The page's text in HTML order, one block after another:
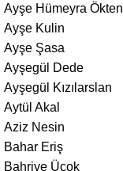
Ayşe Hümeyra Ökten
Ayşe Kulin
Ayşe Şasa
Ayşegül Dede
Ayşegül Kızılarslan
Aytül Akal
Aziz Nesin
Bahar Eriş
Bahriye Üçok